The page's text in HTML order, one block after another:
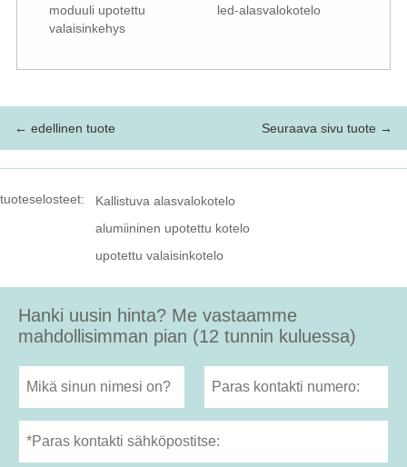
moduuli upotettu
valaisinkehys
led-alasvalokotelo
← edellinen tuote Seuraava sivu tuote →
tuoteselosteet:
Kallistuva alasvalokotelo
alumiininen upotettu kotelo
upotettu valaisinkotelo
Hanki uusin hinta? Me vastaamme
mahdollisimman pian (12 tunnin kuluessa)